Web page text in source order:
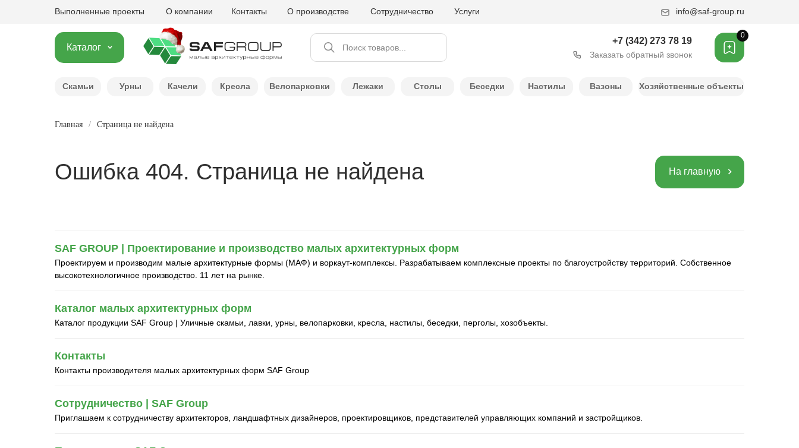
Выполненные проекты О компании Контакты О производстве Сотрудничество Услуги info@saf-group.ru
Заказать обратный звонок
Каталог Поиск товаров...
+7 (342) 273 78 19
0
Скамьи Урны Качели Кресла Велопарковки Лежаки Столы Беседки Настилы Вазоны Хозяйственные объекты
Главная / Страница не найдена
Ошибка 404. Страница не найдена На главную
SAF GROUP | Проектирование и производство малых архитектурных форм
Проектируем и производим малые архитектурные формы (МАФ) и воркаут-комплексы. Разрабатываем комплексные проекты по благоустройству территорий. Собственное
высокотехнологичное производство. 11 лет на рынке.
Каталог малых архитектурных форм
Каталог продукции SAF Group | Уличные скамьи, лавки, урны, велопарковки, кресла, настилы, беседки, перголы, хозобъекты.
Контакты
Контакты производителя малых архитектурных форм SAF Group
Сотрудничество | SAF Group
Приглашаем к сотрудничеству архитекторов, ландшафтных дизайнеров, проектировщиков, представителей управляющих компаний и застройщиков.